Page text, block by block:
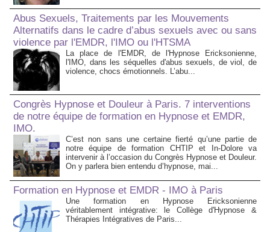
Abus Sexuels, Traitements par les Mouvements
Alternatifs dans le cadre d’abus sexuels avec ou sans
violence par l'EMDR, l'IMO ou l'HTSMA
La place de l'EMDR, de l'Hypnose Ericksonienne,
l'IMO, dans les séquelles d'abus sexuels, de viol, de
violence, chocs émotionnels. L’abu...
Congrès Hypnose et Douleur à Paris. 7 interventions
de notre équipe de formation en Hypnose et EMDR,
IMO.
C’est non sans une certaine fierté qu’une partie de
notre équipe de formation CHTIP et In-Dolore va
intervenir à l’occasion du Congrès Hypnose et Douleur.
On y parlera bien entendu d’hypnose, mai...
Formation en Hypnose et EMDR - IMO à Paris
Une formation en Hypnose Ericksonienne
véritablement intégrative: le Collège d'Hypnose &
Thérapies Intégratives de Paris...